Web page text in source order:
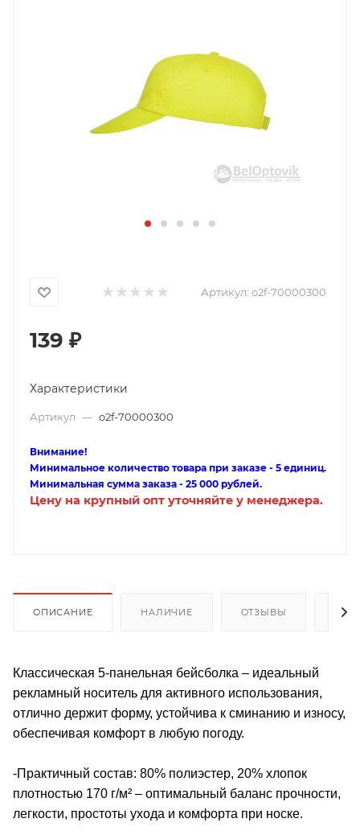
Артикул: o2f-70000300
139 ₽
Характеристики
Артикул — o2f-70000300
Внимание!
Минимальное количество товара при заказе - 5 единиц.
Минимальная сумма заказа - 25 000 рублей.
Цену на крупный опт уточняйте у менеджера.
ОПИСАНИЕ НАЛИЧИЕ ОТЗЫВЫ
Классическая 5-панельная бейсболка – идеальный
рекламный носитель для активного использования,
отлично держит форму, устойчива к сминанию и износу,
обеспечивая комфорт в любую погоду.
-Практичный состав: 80% полиэстер, 20% хлопок
плотностью 170 г/м² – оптимальный баланс прочности,
легкости, простоты ухода и комфорта при носке.